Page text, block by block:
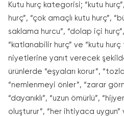
Kutu hurç kategorisi; “kutu
hurç”, “çok amaçlı kutu hurç”,
saklama hurcu”, “dolap içi
“katlanabilir hurç” ve “kutu
niyetlerine yanıt verecek
ürünlerde “eşyaları korur”,
“nemlenmeyi önler”, “zarar
“dayanıklı”, “uzun ömürlü”,
oluşturur”, “her ihtiyaca